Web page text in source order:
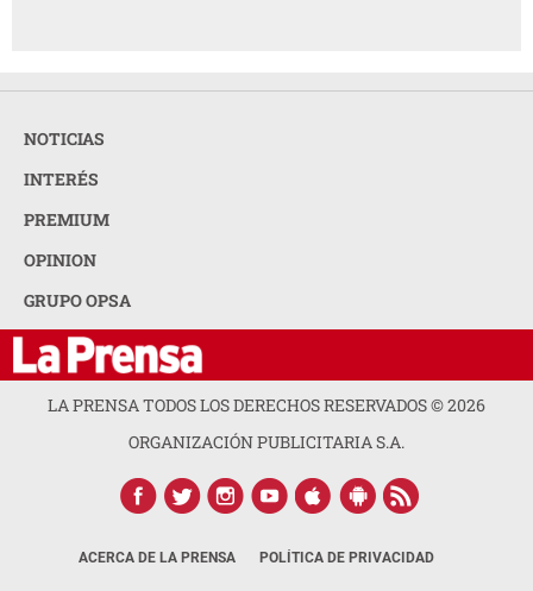
NOTICIAS
INTERÉS
PREMIUM
OPINION
GRUPO OPSA
LA PRENSA TODOS LOS DERECHOS RESERVADOS ©2026
ORGANIZACIÓN PUBLICITARIA S.A.
ACERCA DE LA PRENSA POLÍTICA DE PRIVACIDAD